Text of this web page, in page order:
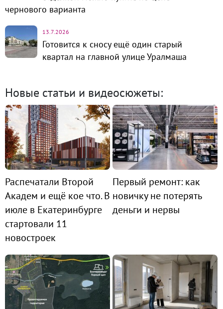
чернового варианта
13.7.2026
Готовится к сносу ещё один старый
квартал на главной улице Уралмаша
Новые статьи и видеосюжеты:
Распечатали Второй
Академ и ещё кое что. В
июле в Екатеринбурге
стартовали 11
новостроек
Первый ремонт: как
новичку не потерять
деньги и нервы